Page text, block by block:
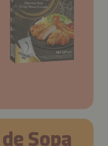
Sopa